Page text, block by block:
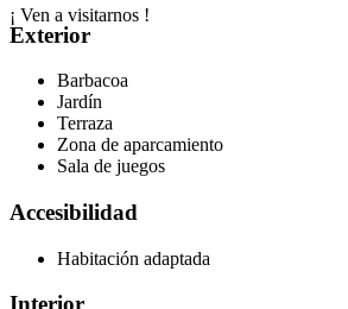
¡ Ven a visitarnos !
Exterior
Barbacoa
Jardín
Terraza
Zona de aparcamiento
Sala de juegos
Accesibilidad
Habitación adaptada